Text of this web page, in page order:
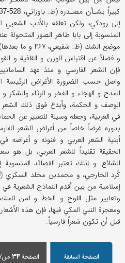
كبيراً بشـأن مصـدره (ظ: باوزاني، 528-537
إلى رودكي، ولكن تعلقه بالأدب
المنسوبة إلى بابا طاهر الصور
موضع الشك (ظ: شفيعي، ۴۶۷ و ما بعدها).
و فضلاً عن اقتباس الوزن و القافية و
فإن الشعر الفارسي و منذ عهد
واصل حسب الضرورة الأغراض الرئيسة
المدح و الهجاء و الفخر و الرثاء والشكر
الوصف و الحكمة، وأبدع فوق ذلك
في العربية، وجعله وسيلة للتعبير عن
بدوره غرضاً خاصاً من أغراض الشعر
أبنية الشعر العربي و فنونه و
الحقيقة تقليداً للشعر العربي، بل هو
الشائع. و لذلك تعتبر القصائد
كُرد الخارجي، و محمد‌بن مخلد السكزي (
إسلامية من بين أقدم النماذج الشعرية في
وتعابير مثل اللوح و الخط و لمن
ومعجزة النبي المكي فيها، فإن هذه
قبل أن تكون شعراً فارسياً.
الصفحة السابقة الصفحة۳۴ من۵۷